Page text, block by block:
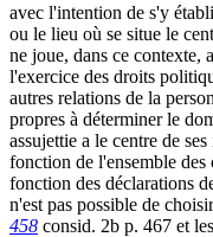
avec l'intention de s'y
ou le lieu où se situe le
ne joue, dans ce contexte,
l'exercice des droits
autres relations de la
propres à déterminer le
assujettie a le centre de
fonction de l'ensemble des
fonction des déclarations
n'est pas possible de
458 consid. 2b p. 467 et